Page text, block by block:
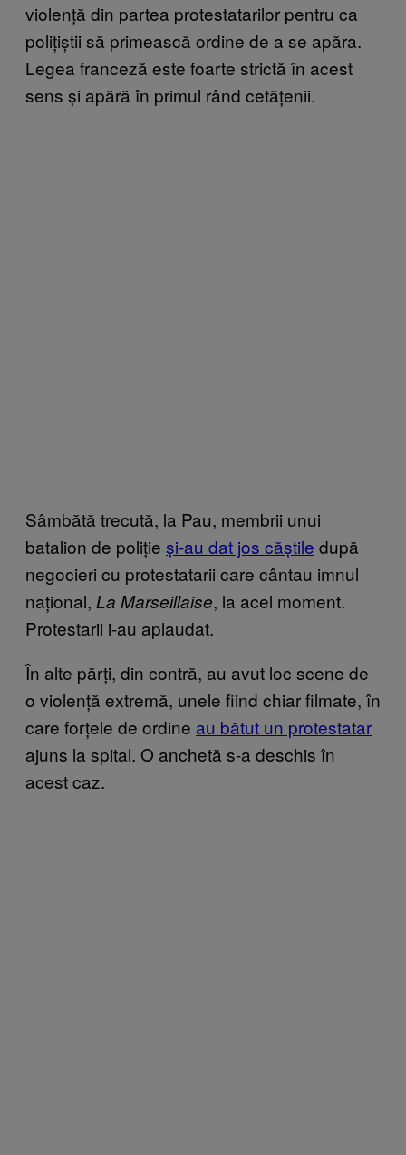
violență din partea protestatarilor pentru ca
polițiștii să primească ordine de a se apăra.
Legea franceză este foarte strictă în acest
sens și apără în primul rând cetățenii.
Sâmbătă trecută, la Pau, membrii unui
batalion de poliție și-au dat jos căștile după
negocieri cu protestatarii care cântau imnul
național, La Marseillaise, la acel moment.
Protestarii i-au aplaudat.
În alte părți, din contră, au avut loc scene de
o violență extremă, unele fiind chiar filmate, în
care forțele de ordine au bătut un protestatar
ajuns la spital. O anchetă s-a deschis în
acest caz.